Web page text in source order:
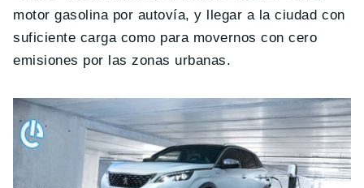
motor gasolina por autovía, y llegar a la ciudad con
suficiente carga como para movernos con cero
emisiones por las zonas urbanas.